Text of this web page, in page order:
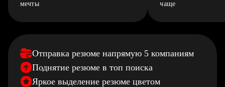
мечты
чаще
Отправка резюме напрямую 5 компаниям
Поднятие резюме в топ поиска
Яркое выделение резюме цветом